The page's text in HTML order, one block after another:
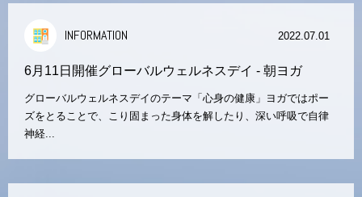
INFORMATION 2022.07.01
6月11日開催グローバルウェルネスデイ - 朝ヨガ
グローバルウェルネスデイのテーマ「心身の健康」ヨガではポー
ズをとることで、こり固まった身体を解したり、深い呼吸で自律
神経...